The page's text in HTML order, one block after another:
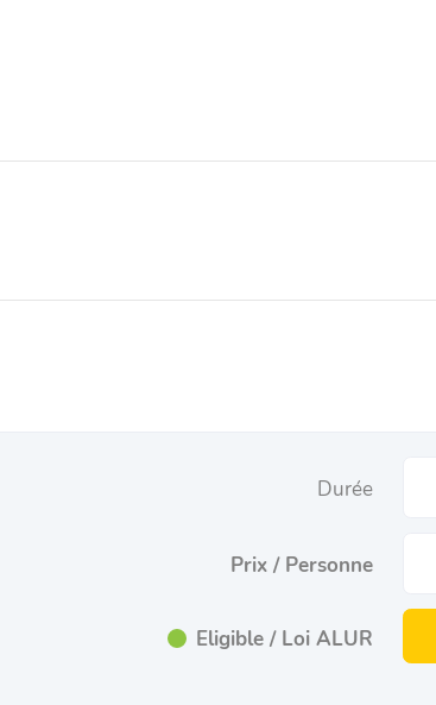
Durée
Prix / Personne
Eligible / Loi ALUR